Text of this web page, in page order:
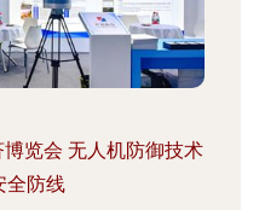
览会 无人机防御技术
全防线